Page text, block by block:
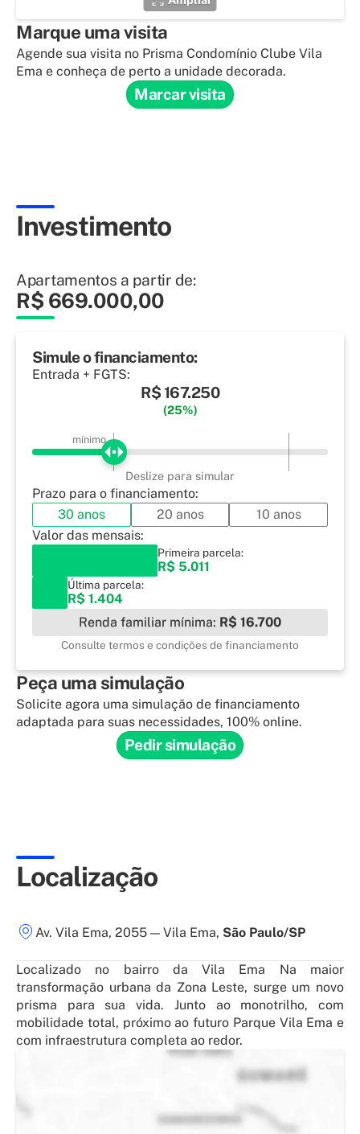
Marque uma visita
Agende sua visita no Prisma Condomínio Clube Vila
Ema e conheça de perto a unidade decorada.
Marcar visita
Investimento
Apartamentos a partir de:
R$ 669.000,00
Simule o financiamento:
Entrada + FGTS:
R$ 167.250
(25%)
mínimo
Deslize para simular
Prazo para o financiamento:
30 anos
20 anos
10 anos
Valor das mensais:
Primeira parcela:
R$ 5.011
Última parcela:
R$ 1.404
Renda familiar mínima: R$ 16.700
Consulte termos e condições de financiamento
Peça uma simulação
Solicite agora uma simulação de financiamento
adaptada para suas necessidades, 100% online.
Pedir simulação
Localização
Av. Vila Ema, 2055 — Vila Ema, São Paulo/SP
Localizado no bairro da Vila Ema Na maior
transformação urbana da Zona Leste, surge um novo
prisma para sua vida. Junto ao monotrilho, com
mobilidade total, próximo ao futuro Parque Vila Ema e
com infraestrutura completa ao redor.